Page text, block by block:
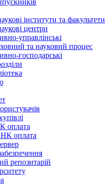
інститути та факультети
центри
управлінські
та науковий процес
господарські
оплата
репозитарій